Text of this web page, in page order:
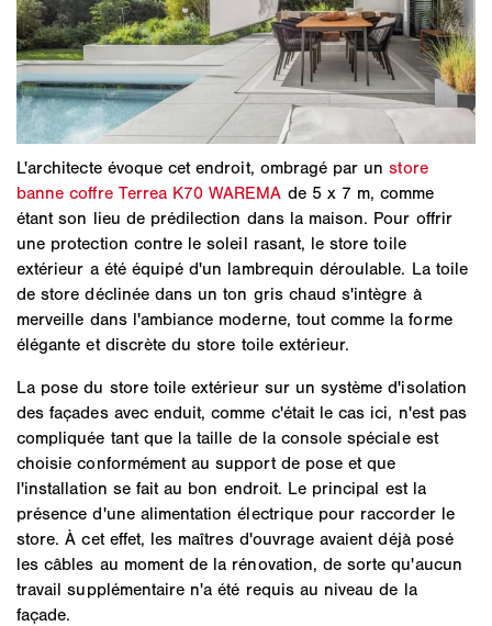
L'architecte évoque cet endroit, ombragé par unstore
banne coffre Terrea K70 WAREMA de 5 x 7 m, comme
étant son lieu de prédilection dans la maison. Pour offrir
une protection contre le soleil rasant, le store toile
extérieur a été équipé d'un lambrequin déroulable. La toile
de store déclinée dans un ton gris chaud s'intègre à
merveille dans l'ambiance moderne, tout comme la forme
élégante et discrète du store toile extérieur.
La pose du store toile extérieur sur un système d'isolation
des façades avec enduit, comme c'était le cas ici, n'est pas
compliquée tant que la taille de la console spéciale est
choisie conformément au support de pose et que
l'installation se fait au bon endroit. Le principal est la
présence d'une alimentation électrique pour raccorder le
store. À cet effet, les maîtres d'ouvrage avaient déjà posé
les câbles au moment de la rénovation, de sorte qu'aucun
travail supplémentaire n'a été requis au niveau de la
façade.